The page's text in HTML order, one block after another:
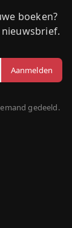
boeken?
gedeeld.